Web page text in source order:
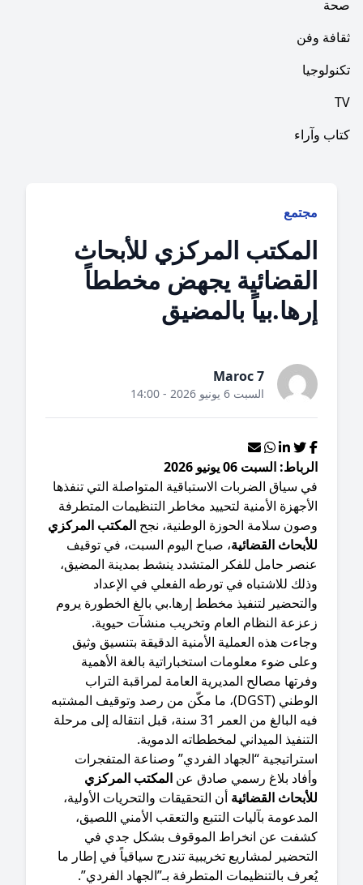
المركزي للأبحاث
يجهض مخططاً
بالمضيق
Maroc 7
السبت 6 يونيو 2026 - 14:00
السبت 06 يونيو 2026
سياق الضربات الاستباقية المتواصلة التي تنفذها
الأمنية لتحييد مخاطر التنظيمات المتطرفة
سلامة الحوزة الوطنية، نجحالمكتب المركزي
القضائية، صباح اليوم السبت، في توقيف
حامل للفكر المتشدد ينشط بمدينة المضيق،
للاشتباه في تورطه الفعلي في الإعداد
لتنفيذ مخطط إرها.بي بالغ الخطورة يروم
النظام العام وتخريب منشآت حيوية.
هذه العملية الأمنية الدقيقة بتنسيق وثيق
ضوء معلومات استخباراتية بالغة الأهمية
مصالح المديرية العامة لمراقبة التراب
الوطني (DGST)، ما مكّن من رصد وتوقيف المشتبه
فيه البالغ من العمر 31 سنة، قبل انتقاله إلى مرحلة
الميداني لمخططاته الدموية.
“الجهاد الفردي” وصناعة المتفجرات
بلاغ رسمي صادق عنالمكتب المركزي
القضائيةأن التحقيقات والتحريات الأولية،
بآليات التتبع والتعقب الأمني اللصيق،
عن انخراط الموقوف بشكل جدي في
لمشاريع تخريبية تندرج سياقياً في إطار ما
بالتنظيمات المتطرفة بـ”الجهاد الفردي”.